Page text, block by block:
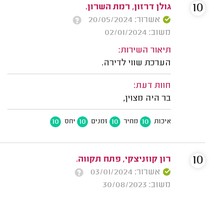
גולן דרזון, רמת השרון.
אשרור: 20/05/2024
משוב: 02/01/2024
תיאור השירות:
הערכת שווי לדירה.
חוות דעת:
בר היה מצוין,
איכות 10 מחיר 10 זמנים 10 יחס 10
10
רון קוזניצקי, פתח תקווה.
אשרור: 03/01/2024
משוב: 30/08/2023
10